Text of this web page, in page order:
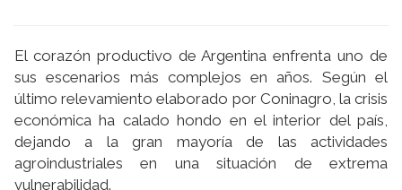
El corazón productivo de Argentina enfrenta uno de
sus escenarios más complejos en años. Según el
último relevamiento elaborado por Coninagro, la crisis
económica ha calado hondo en el interior del país,
dejando a la gran mayoría de las actividades
agroindustriales en una situación de extrema
vulnerabilidad.